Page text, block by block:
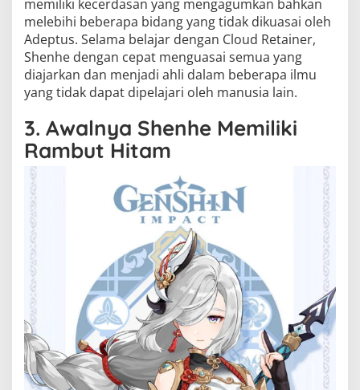
memiliki kecerdasan yang mengagumkan bahkan
melebihi beberapa bidang yang tidak dikuasai oleh
Adeptus. Selama belajar dengan Cloud Retainer,
Shenhe dengan cepat menguasai semua yang
diajarkan dan menjadi ahli dalam beberapa ilmu
yang tidak dapat dipelajari oleh manusia lain.
3. Awalnya Shenhe Memiliki
Rambut Hitam